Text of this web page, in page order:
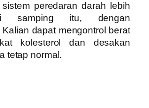
peredaran darah lebih
samping itu, dengan
Kalian dapat mengontrol berat
kolesterol dan desakan
tetap normal.